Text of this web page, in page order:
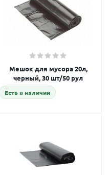
Мешок для мусора 20л,
черный, 30 шт/50 рул
Есть в наличии